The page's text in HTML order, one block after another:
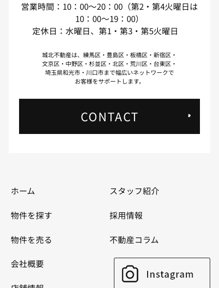
営業時間：10：00～20：00（第2・第4火曜日は
10：00～19：00）
定休日：水曜日、第1・第3・第5火曜日
城北不動産は、練馬区・豊島区・板橋区・新宿区・
文京区・中野区・杉並区・北区・荒川区・台東区・
埼玉県和光市・川口市まで幅広いネットワークで
お客様をサポートします。
CONTACT
ホーム
物件を探す
物件を売る
会社概要
スタッフ紹介
採用情報
不動産コラム